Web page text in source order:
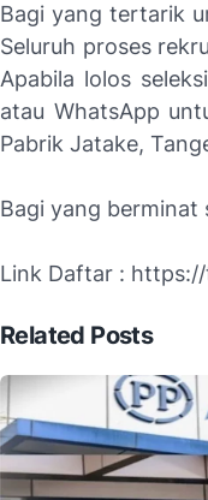
Bagi yang tertarik
Seluruh proses
Apabila lolos
atau WhatsApp
Pabrik Jatake,
Bagi yang berminat
Link Daftar :
Related Posts